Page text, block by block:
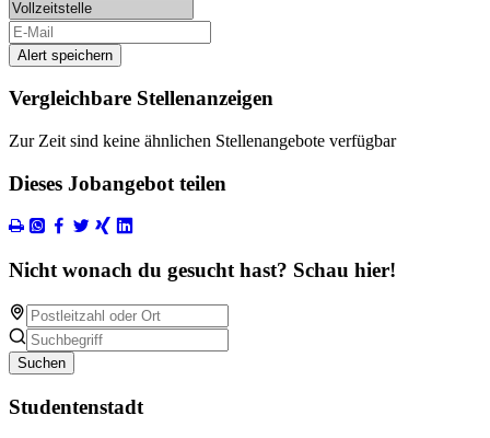
Alert speichern
Vergleichbare Stellenanzeigen
Zur Zeit sind keine ähnlichen Stellenangebote verfügbar
Dieses Jobangebot teilen
Nicht wonach du gesucht hast? Schau hier!
Suchen
Studentenstadt